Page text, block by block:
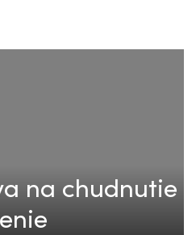
na chudnutie